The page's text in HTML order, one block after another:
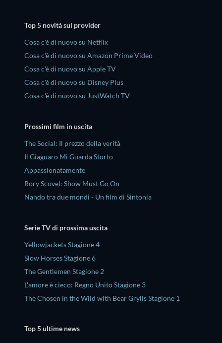
Top 5 novità sul provider
Cosa c'è di nuovo su Netflix
Cosa c'è di nuovo su Amazon Prime Video
Cosa c'è di nuovo su Apple TV
Cosa c'è di nuovo su Disney Plus
Cosa c'è di nuovo su JustWatch TV
Prossimi film in uscita
The Social: Il prezzo della verità
Il Giaguaro Mi Guarda Storto
Appassionatamente
Rory Scovel: Show Must Go On
Nando tra due mondi - Un film di Sintonia
Serie TV di prossima uscita
Yellowjackets Stagione 4
Slow Horses Stagione 6
The Gentlemen Stagione 2
L'amore è cieco: Regno Unito Stagione 3
The Chosen in the Wild with Bear Grylls Stagione 1
Top 5 ultime news